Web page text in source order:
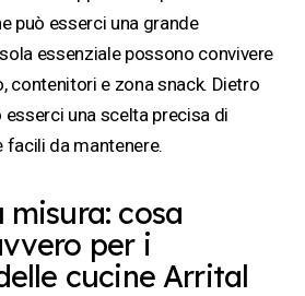
può esserci una grande
essenziale possono convivere
contenitori e zona snack. Dietro
esserci una scelta precisa di
da mantenere.
misura: cosa
per i
cucine Arrital